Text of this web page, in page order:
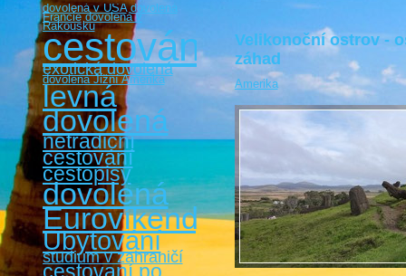
dovolená v USA dovolená
Francie dovolená v
Rakousku
cestování
exotická dovolená
dovolená Jižní Amerika
levná
dovolená
netradiční
cestování
cestopisy
dovolená
Eurovíkendy
Ubytování
studium v zahraničí
Velikonoční ostrov -
záhad
Amerika